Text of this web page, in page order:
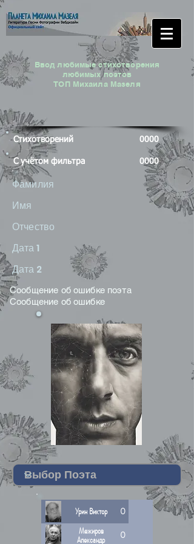
Ввод любимые стихотворения
любимых поэтов
ТОП Михаила Мазеля
Стихотворений 0000
С учётом фильтра 0000
Фамилия
Имя
Отчество
Дата 1
Дата 2
Сообщение об ошибке поэта
Сообщение об ошибке
Урин Виктор
0
Межиров
Александр
0